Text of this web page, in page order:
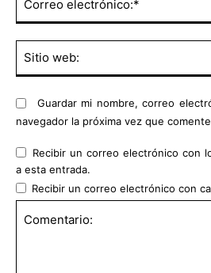
Guardar mi nombre, correo
navegador la próxima vez que
Recibir un correo electrónico con
a esta entrada.
Recibir un correo electrónico con